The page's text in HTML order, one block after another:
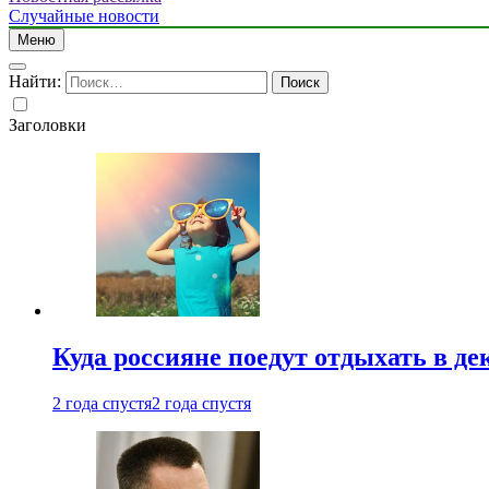
Случайные новости
Меню
Найти:
Заголовки
Куда россияне поедут отдыхать в
2 года спустя2 года спустя